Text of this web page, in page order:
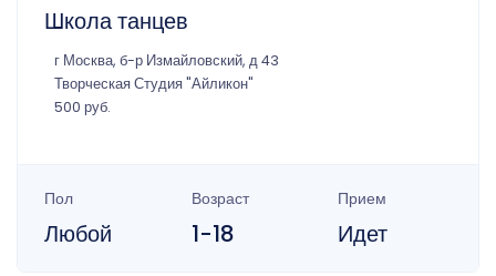
Школа танцев
г Москва, б-р Измайловский, д 43
Творческая Студия "Айликон"
500 руб.
Пол
Любой
Возраст
1-18
Прием
Идет